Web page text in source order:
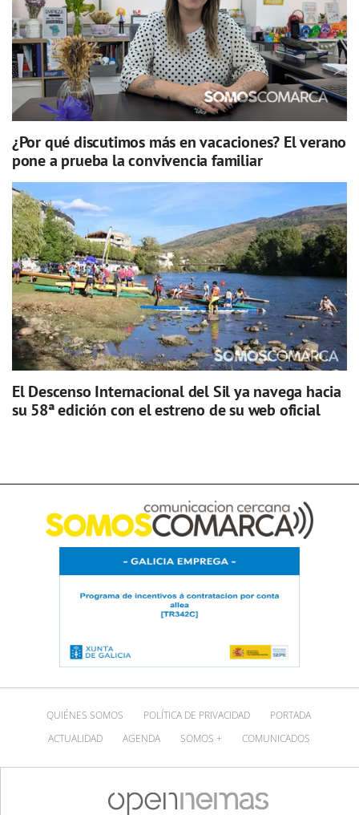
¿Por qué discutimos más en vacaciones? El verano
pone a prueba la convivencia familiar
El Descenso Internacional del Sil ya navega hacia
su 58ª edición con el estreno de su web oficial
QUIÉNES SOMOS POLÍTICA DE PRIVACIDAD
PORTADA
ACTUALIDAD
AGENDA SOMOS + COMUNICADOS